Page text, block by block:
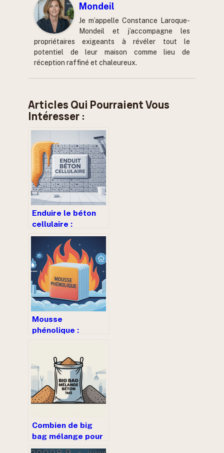
Mondeil
Je m’appelle Constance Laroque-
Mondeil et j’accompagne les
propriétaires exigeants à révéler tout le
potentiel de leur maison comme lieu de
réception raffiné et chaleureux.
Articles Qui Pourraient Vous
Intéresser :
Enduire le béton
cellulaire :
méthodes, choix
d’enduit et erreurs
à éviter
Mousse
phénolique :
limites à bien
connaître
Combien de big
bag mélange pour
1m3 de béton : le